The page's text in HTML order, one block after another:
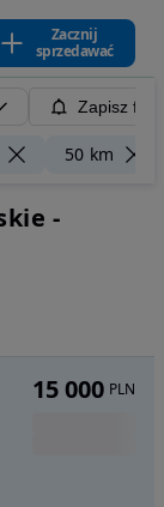
Zacznij
sprzedawać
Zapisz
50 km
-
15 000 PLN